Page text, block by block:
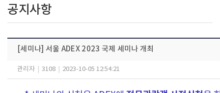
공지사항
[세미나] 서울 ADEX 2023 국제 세미나 개최
관리자 3108 2023-10-05 12:54:21